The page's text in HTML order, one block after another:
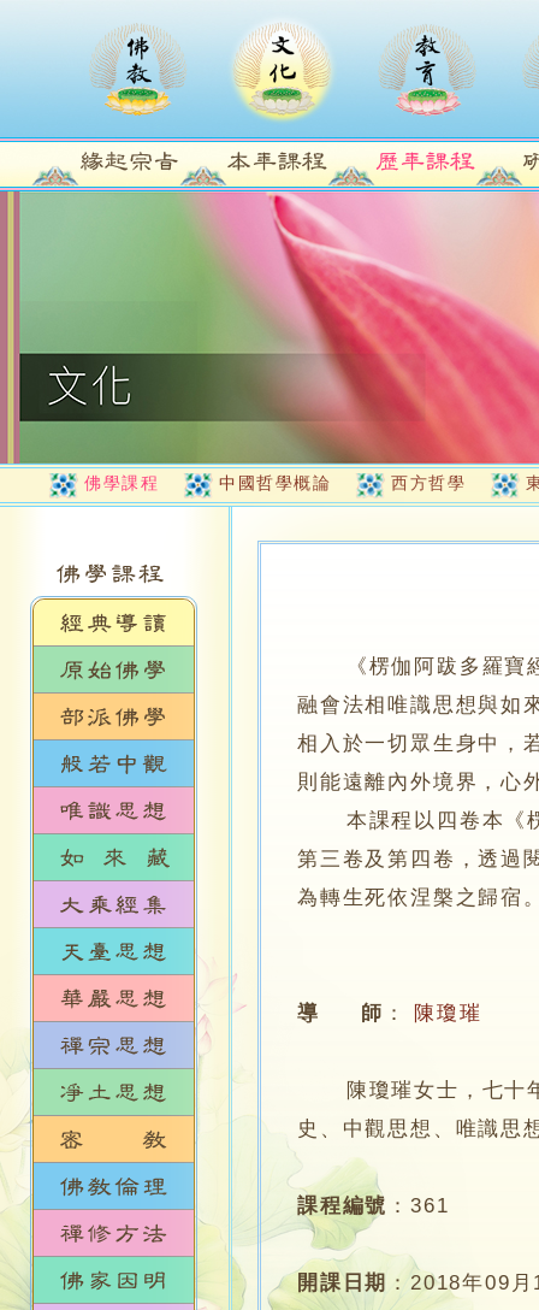
佛學課程 中國哲學概論 西方哲學
《楞伽阿跋多羅
融會法相唯識思想與如
相入於一切眾生身中，
則能遠離內外境界，心
本課程以四卷本《楞
第三卷及第四卷，透過
為轉生死依涅槃之歸宿
導 師 ： 陳瓊璀
陳瓊璀女士，七十年
史、中觀思想、唯識思
課程編號 ：361
開課日期 ：2018年09月